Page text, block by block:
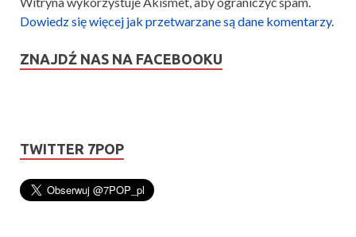
Dowiedz się więcej jak przetwarzane są dane komentarzy.
ZNAJDŹ NAS NA FACEBOOKU
TWITTER 7POP